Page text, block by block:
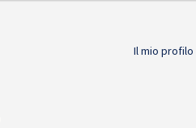
Il mio profilo